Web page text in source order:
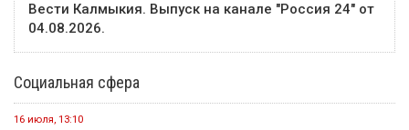
Вести Калмыкия. Выпуск на канале "Россия 24" от
04.08.2026.
Социальная сфера
16 июля, 13:10